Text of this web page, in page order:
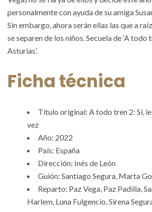
personalmente con ayuda de su amiga
Sin embargo, ahora serán ellas las que a
se separen de los niños. Secuela de ‘A todo
Asturias’.
Ficha técnica
Título original: A todo tren 2: Sí,
vez
Año: 2022
País: España
Dirección: Inés de León
Guión: Santiago Segura, Marta
Reparto: Paz Vega, Paz Padilla,
Harlem, Luna Fulgencio, Sirena